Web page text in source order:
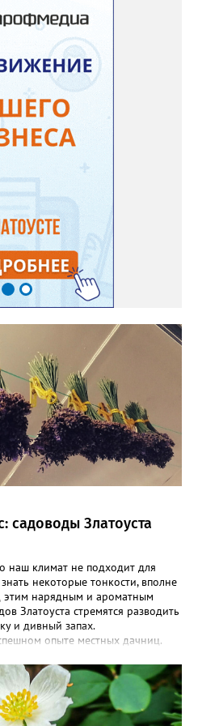
– «Юлия», а также «Коккоро»
Вот уже первый на пару
плеть, подвешиваю своих
или авоськах,
Опытные
в соцсетях посоветовали нашей
не раньше, чем с его кожуры
По срокам опыления
- не менее 42 дней от завязи
выяснила у знающих
– её сеянцы не опылялись, и это
«Мужской» цветочек для
- тычинку к пестику. Фото:
для «Златоуст.инфо».
Златоуста
наш климат не подходит для
некоторые тонкости, вполне
этим нарядным и ароматным
Златоуста стремятся разводить
и дивный запах.
опыте местных дачниц.
хозяйка частного
вдоль забора, потому что
Вот уже второй год растет и
аромат и до них